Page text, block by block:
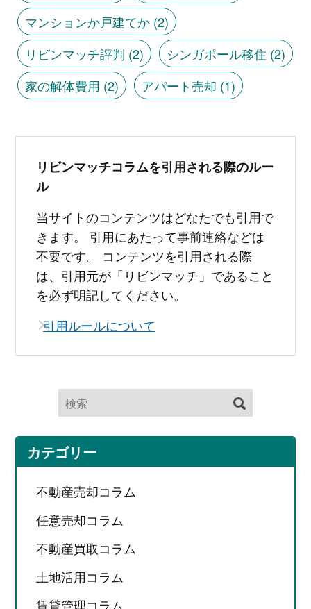
マンションか戸建てか(2)
リビンマッチ評判 (2) シンガポール移住 (2)
家の解体費用 (2) アパート売却 (1)
リビンマッチコラムを引用される際のルー
ル
当サイトのコンテンツはどなたでも引用で
きます。 引用にあたって事前連絡などは
不要です。 コンテンツを引用される際
は、引用元が「リビンマッチ」であること
を必ず明記してください。
引用ルールについて
カテゴリー
不動産売却コラム
任意売却コラム
不動産買取コラム
土地活用コラム
賃貸管理コラム